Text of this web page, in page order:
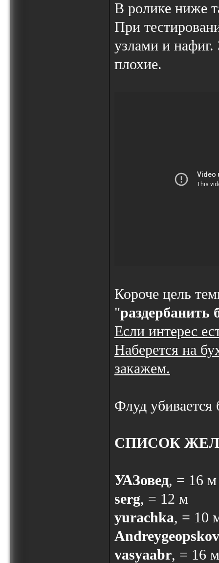
В ролике ниже
При
узлами и
плохие.
Короче цель
"раздербанить
Если интерес
Наберется на
закажем.
Флуд убивается
СПИСОК
УАЗовед, = 16 м
serg, = 12 м
yurachka, = 10
Andreygeopskov
vasyaabr, = 16 м